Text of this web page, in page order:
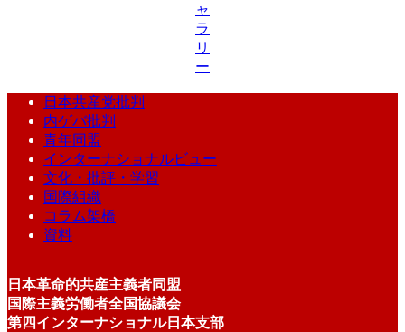
ャ
ラ
リ
ー
日本共産党批判
内ゲバ批判
青年同盟
インターナショナルビュー
文化・批評・学習
国際組織
コラム架橋
資料
日本革命的共産主義者同盟
国際主義労働者全国協議会
第四インターナショナル日本支部